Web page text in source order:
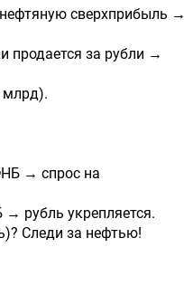
сверхприбыль →
продается за рубли →
млрд).
→ спрос на
рубль укрепляется.
Следи за нефтью!